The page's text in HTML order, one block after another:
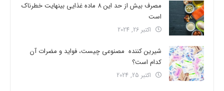
مصرف بیش از حد این 8 ماده غذایی بینهایت خطرناک
است
اکتبر 26, 2024
شیرین کننده مصنوعی چیست، فواید و مضرات آن
کدام است؟
اکتبر 25, 2024